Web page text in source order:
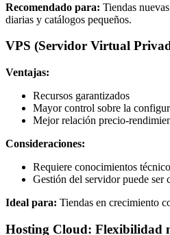
Recomendado para: Tiendas
diarias y catálogos pequeños.
VPS (Servidor Virtual
Ventajas:
Recursos garantizados
Mayor control sobre la
Mejor relación precio-
Consideraciones:
Requiere conocimientos
Gestión del servidor puede ser
Ideal para: Tiendas en crecimiento
Hosting Cloud: Flexibilidad